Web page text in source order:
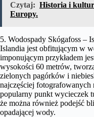
Czytaj: Historia i
Europy.
5. Wodospady Skógafoss –
Islandia jest obfitującym w
imponującym przykładem
wysokości 60 metrów,
zielonych pagórków i
najczęściej
popularny punkt wycieczek
że można również podejść
opadającej wody.